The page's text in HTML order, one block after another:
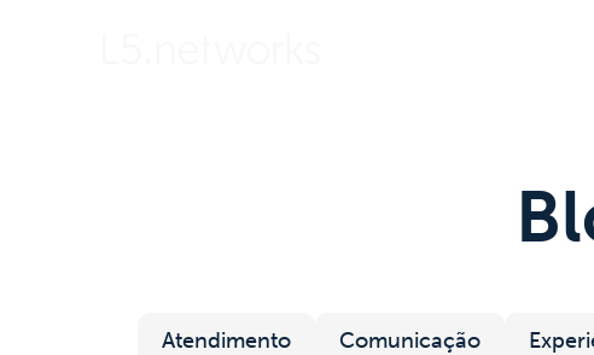
Atendimento Comunicação